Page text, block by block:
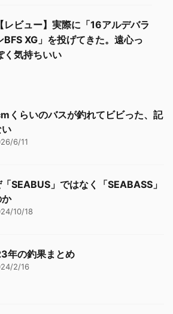
【レビュー】実際に「16アルデバラ
BFS XG」を投げてきた。遠心っ
く気持ちいい
くらいのバスが釣れてビビった、記
6/11
SEABUS」ではなく「SEABASS」
10/18
年の釣果まとめ
2/16